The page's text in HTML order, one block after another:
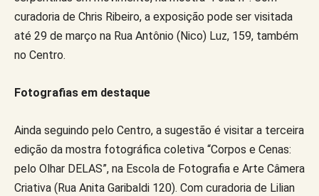
curadoria de Chris Ribeiro, a exposição pode ser visitada
até 29 de março na Rua Antônio (Nico) Luz, 159, também
no Centro.
Fotografias em destaque
Ainda seguindo pelo Centro, a sugestão é visitar a terceira
edição da mostra fotográfica coletiva “Corpos e Cenas:
pelo Olhar DELAS”, na Escola de Fotografia e Arte Câmera
Criativa (Rua Anita Garibaldi 120). Com curadoria de Lilian